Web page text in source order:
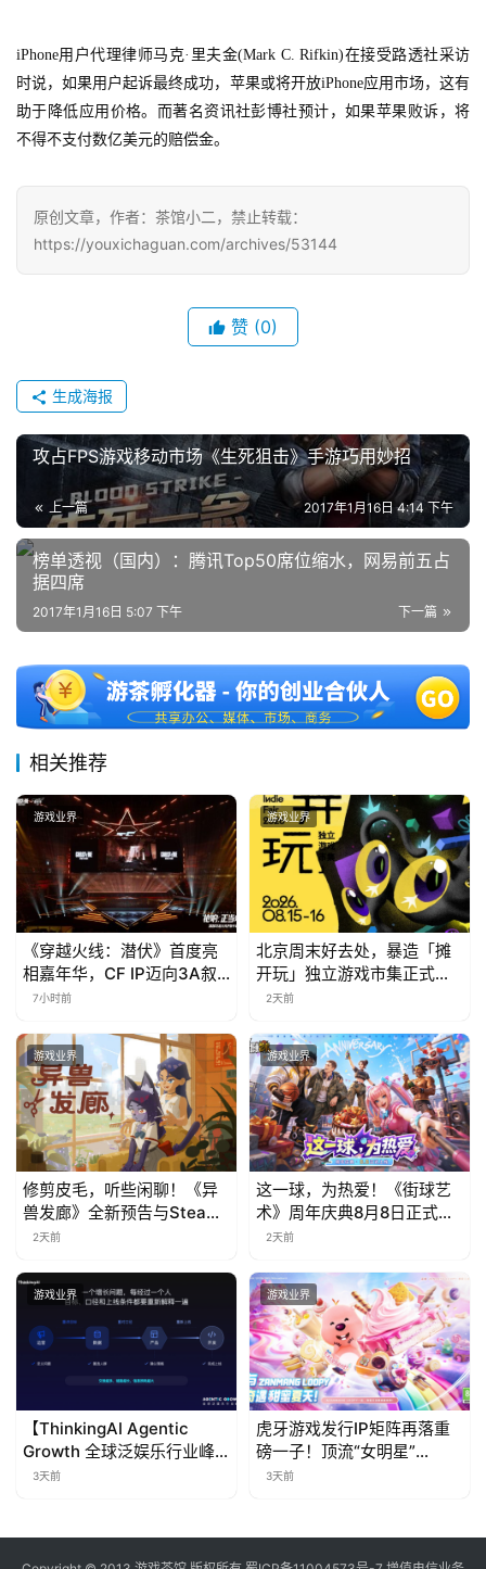
7
0
日
对
接
会
上
海
站
中
文
(
中
国
)
iPhone用户代理律师马克·里夫金(Mark C. Rifkin)在接受路透社采访
时说，如果用户起诉最终成功，苹果或将开放iPhone应用市场，这有
助于降低应用价格。而著名资讯社彭博社预计，如果苹果败诉，将
不得不支付数亿美元的赔偿金。
原创文章，作者：茶馆小二，禁止转载：
https://youxichaguan.com/archives/53144
赞 (0)
生成海报
攻占FPS游戏移动市场《生死狙击》手游巧用妙招
上一篇 2017年1月16日 4:14 下午
榜单透视（国内）：腾讯Top50席位缩水，网易前五占
据四席
下一篇
2017年1月16日 5:07 下午
相关推荐
游戏业界
《穿越火线：潜伏》首度亮
相嘉年华，CF IP迈向3A叙
事新高度
7小时前
游戏业界
北京周末好去处，暴造「摊
开玩」独立游戏市集正式开
票！
2天前
游戏业界
修剪皮毛，听些闲聊！《异
兽发廊》全新预告与Steam
免费试玩公开
2天前
游戏业界
这一球，为热爱！《街球艺
术》周年庆典8月8日正式上
线，多重福利与全新内容同
2天前
游戏业界
【ThinkingAI Agentic
Growth 全球泛娱乐行业峰
会】Agent 时代，人到底负
3天前
游戏业界
虎牙游戏发行IP矩阵再落重
磅一子！顶流“女明星”
ZANMANG LOOPY 正版3D
3天前